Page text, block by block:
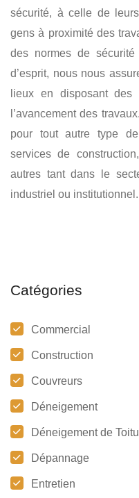
sécurité, à celle de
gens à proximité des
des normes de
d’esprit, nous nous
lieux en disposant
l’avancement des
pour tout autre type
services de
autres tant dans le
industriel ou institutionnel.
Catégories
Commercial
Construction
Couvreurs
Déneigement
Déneigement de
Dépannage
Entretien